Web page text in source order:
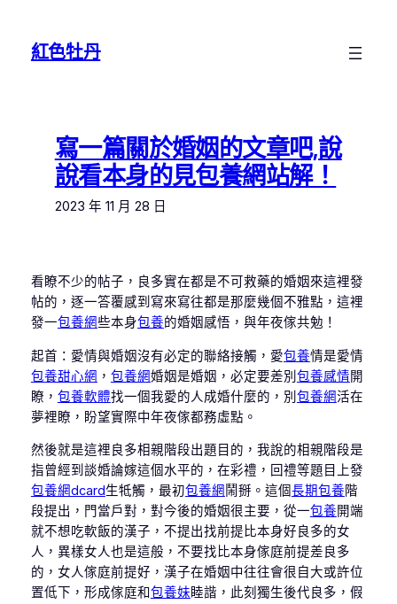
紅色牡丹
寫一篇關於婚姻的文章吧,說
說看本身的見包養網站解！
2023 年 11 月 28 日
看瞭不少的帖子，良多實在都是不可救藥的婚姻來這裡發
帖的，逐一答覆感到寫來寫往都是那麼幾個不雅點，這裡
發一包養網些本身包養的婚姻感悟，與年夜傢共勉！
起首：愛情與婚姻沒有必定的聯絡接觸，愛包養情是愛情
包養甜心網 ， 包養網婚姻是婚姻，必定要差別 包養感情開
瞭， 包養軟體找一個我愛的人成婚什麼的，別 包養網活在
夢裡瞭，盼望實際中年夜傢都務虛點。
然後就是這裡良多相親階段出題目的，我說的相親階段是
指曾經到談婚論嫁這個水平的，在彩禮，回禮等題目上發
包養網dcard生牴觸，最初包養網 鬧掰。這個長期包養階
段提出，門當戶對，對今後的婚姻很主要，從一包養開端
就不想吃軟飯的漢子，不提出找前提比本身好良多的女
人，異樣女人也是這般，不要找比本身傢庭前提差良多
的，女人傢庭前提好，漢子在婚姻中往往會很自大或許位
置低下，形成傢庭和包養妹睦諧，此刻獨生後代良多，假